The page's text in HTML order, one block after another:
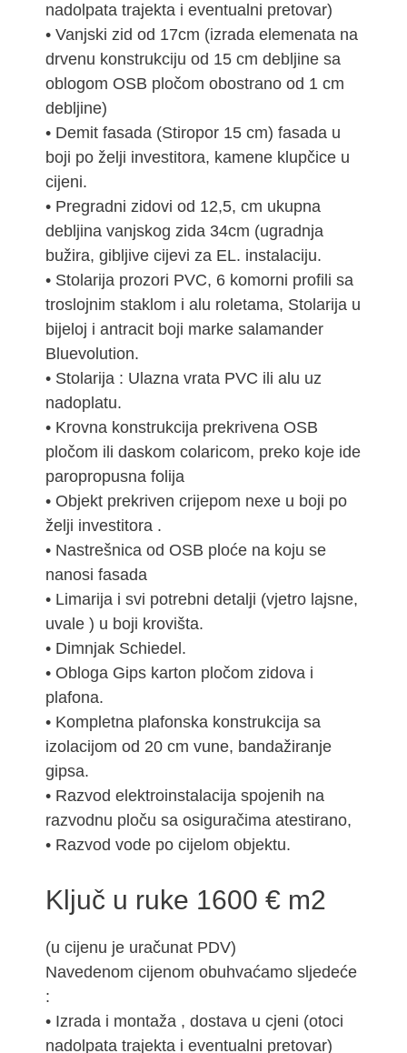
nadolpata trajekta i eventualni pretovar)
• Vanjski zid od 17cm (izrada elemenata na
drvenu konstrukciju od 15 cm debljine sa
oblogom OSB pločom obostrano od 1 cm
debljine)
• Demit fasada (Stiropor 15 cm) fasada u
boji po želji investitora, kamene klupčice u
cijeni.
• Pregradni zidovi od 12,5, cm ukupna
debljina vanjskog zida 34cm (ugradnja
bužira, gibljive cijevi za EL. instalaciju.
• Stolarija prozori PVC, 6 komorni profili sa
troslojnim staklom i alu roletama, Stolarija u
bijeloj i antracit boji marke salamander
Bluevolution.
• Stolarija : Ulazna vrata PVC ili alu uz
nadoplatu.
• Krovna konstrukcija prekrivena OSB
pločom ili daskom colaricom, preko koje ide
paropropusna folija
• Objekt prekriven crijepom nexe u boji po
želji investitora .
• Nastrešnica od OSB ploće na koju se
nanosi fasada
• Limarija i svi potrebni detalji (vjetro lajsne,
uvale ) u boji krovišta.
• Dimnjak Schiedel.
• Obloga Gips karton pločom zidova i
plafona.
• Kompletna plafonska konstrukcija sa
izolacijom od 20 cm vune, bandažiranje
gipsa.
• Razvod elektroinstalacija spojenih na
razvodnu ploču sa osiguračima atestirano,
• Razvod vode po cijelom objektu.
Ključ u ruke 1600 € m2
(u cijenu je uračunat PDV)
Navedenom cijenom obuhvaćamo sljedeće
:
• Izrada i montaža , dostava u cjeni (otoci
nadolpata trajekta i eventualni pretovar)